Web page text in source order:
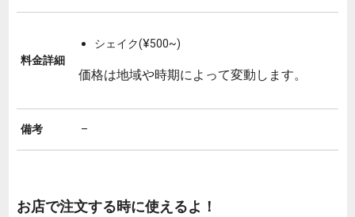
料金詳細
シェイク(¥500~)
価格は地域や時期によって変動します。
備考 –
お店で注文する時に使えるよ！